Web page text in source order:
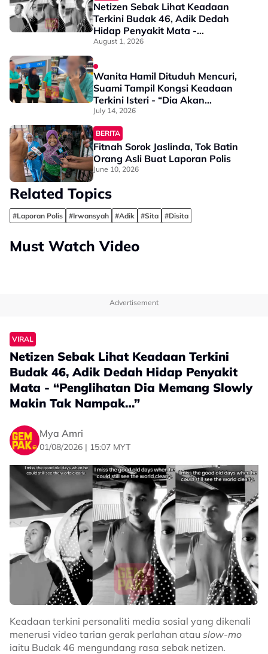
Netizen Sebak Lihat Keadaan
Terkini Budak 46, Adik Dedah
Hidap Penyakit Mata -
“Penglihatan Dia Memang Slowly
August 1, 2026
Wanita Hamil Dituduh Mencuri,
Suami Tampil Kongsi Keadaan
Terkini Isteri - “Dia Akan
Termenung & Menangis…”
July 14, 2026
BERITA
Fitnah Sorok Jaslinda, Tok Batin
Orang Asli Buat Laporan Polis
June 10, 2026
Related Topics
#Laporan Polis #Irwansyah #Adik #Sita #Disita
Must Watch Video
Advertisement
VIRAL
Netizen Sebak Lihat Keadaan Terkini
Budak 46, Adik Dedah Hidap Penyakit
Mata - “Penglihatan Dia Memang Slowly
Makin Tak Nampak…”
Mya Amri
01/08/2026 | 15:07 MYT
Keadaan terkini personaliti media sosial yang dikenali
menerusi video tarian gerak perlahan atau slow-mo
iaitu Budak 46 mengundang rasa sebak netizen.